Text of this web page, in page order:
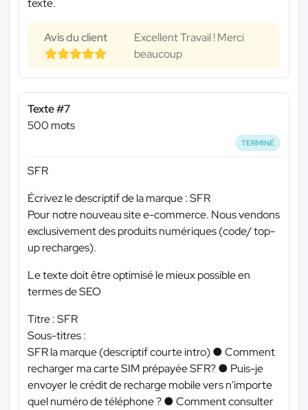
Avis du client
Excellent Travail ! Merci
beaucoup
Texte #7
500 mots
TERMINÉ
SFR
Écrivez le descriptif de la marque : SFR
Pour notre nouveau site e-commerce. Nous vendons
exclusivement des produits numériques (code/ top-
up recharges).
Le texte doit être optimisé le mieux possible en
termes de SEO
Titre : SFR
Sous-titres :
SFR la marque (descriptif courte intro) ● Comment
recharger ma carte SIM prépayée SFR? ● Puis-je
envoyer le crédit de recharge mobile vers n'importe
quel numéro de téléphone ? ● Comment consulter